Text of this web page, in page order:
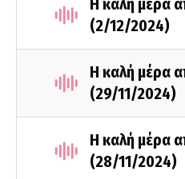
Η καλή μέρα
(2/12/2024)
Η καλή μέρα
(29/11/2024)
Η καλή μέρα
(28/11/2024)